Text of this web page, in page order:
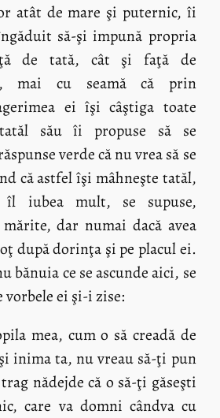
atât de mare şi puternic, îi
să-şi impună propria
de tată, cât şi faţă de
mai cu seamă că prin
ei îşi câştiga toate
său îi propuse să se
verde că nu vrea să se
că astfel îşi mâhneşte tatăl,
iubea mult, se supuse,
dar numai dacă avea
după dorinţa şi pe placul ei.
bănuia ce se ascunde aici, se
vorbele ei şi-i zise:
mea, cum o să creadă de
inima ta, nu vreau să-ţi pun
nădejde că o să-ţi găseşti
care va domni cândva cu